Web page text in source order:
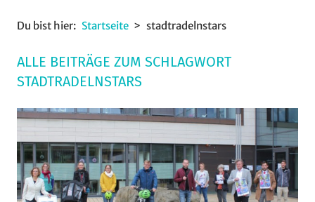
Du bist hier: Startseite stadtradelnstars
ALLE BEITRÄGE ZUM SCHLAGWORT
STADTRADELNSTARS